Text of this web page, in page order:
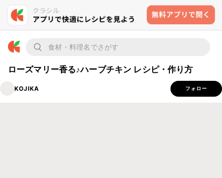
ローズマリー香る♪ハーブチキン レシピ・作り方
KOJIKA フォロー